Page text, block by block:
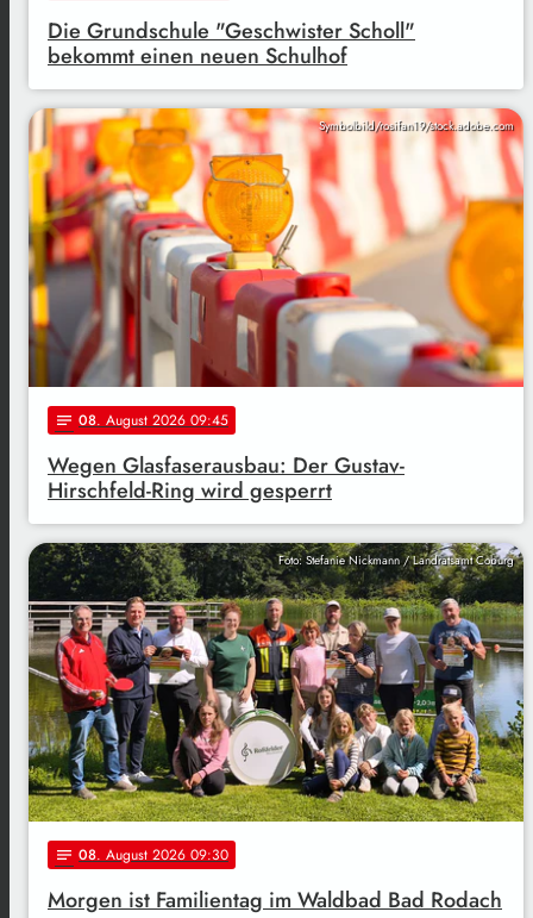
Die Grundschule "Geschwister Scholl"
bekommt einen neuen Schulhof
Symbolbild/rosifan19/stock.adobe.com
notes 08. August 2026 09:45
Wegen Glasfaserausbau: Der Gustav-
Hirschfeld-Ring wird gesperrt
Foto: Stefanie Nickmann / Landratsamt Coburg
notes 08. August 2026 09:30
Morgen ist Familientag im Waldbad Bad Rodach